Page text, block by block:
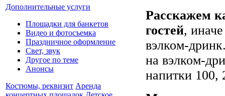
Дополнительные услуги
Площадки для банкетов
Видео и фотосъемка
Праздничное оформление
Свет, звук
Другое по теме
Анонсы
Костюмы, реквизит Аренда
Расскажем
гостей,
вэлком-
на вэлком-
напитки 100,